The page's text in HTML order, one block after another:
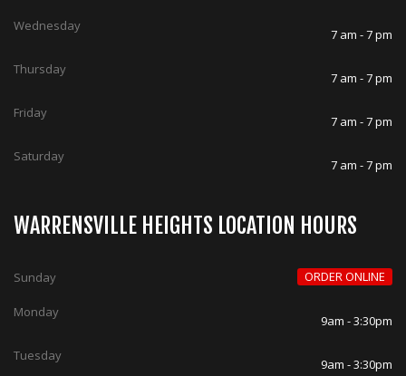
Wednesday
7 am - 7 pm
Thursday
7 am - 7 pm
Friday
7 am - 7 pm
Saturday
7 am - 7 pm
WARRENSVILLE HEIGHTS LOCATION HOURS
Sunday ORDER ONLINE
Monday
9am - 3:30pm
Tuesday
9am - 3:30pm